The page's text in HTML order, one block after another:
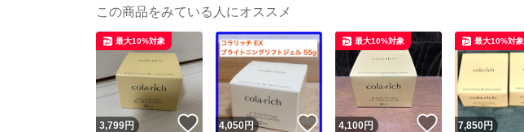
この商品をみている人にオススメ
3,799円 いいね！
最大10%対象
4,050円 いいね！
4,100円 いいね！
最大10%対象
7,850円
最大10%対象